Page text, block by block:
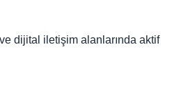
dijital iletişim alanlarında aktif